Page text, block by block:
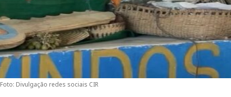
Foto: Divulgação redes sociais CIR